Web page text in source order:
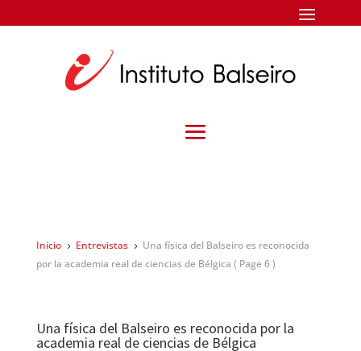
Inicio 5 Entrevistas 5
Una física del Balseiro es reconocida
por la academia real de ciencias de Bélgica ( Page 6 )
Una física del Balseiro es reconocida por la
academia real de ciencias de Bélgica